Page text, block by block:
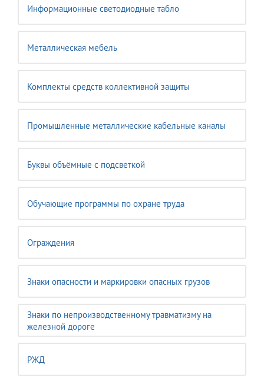
Информационные светодиодные табло
Металлическая мебель
Комплекты средств коллективной защиты
Промышленные металлические кабельные каналы
Буквы объёмные с подсветкой
Обучающие программы по охране труда
Ограждения
Знаки опасности и маркировки опасных грузов
Знаки по непроизводственному травматизму на
железной дороге
РЖД